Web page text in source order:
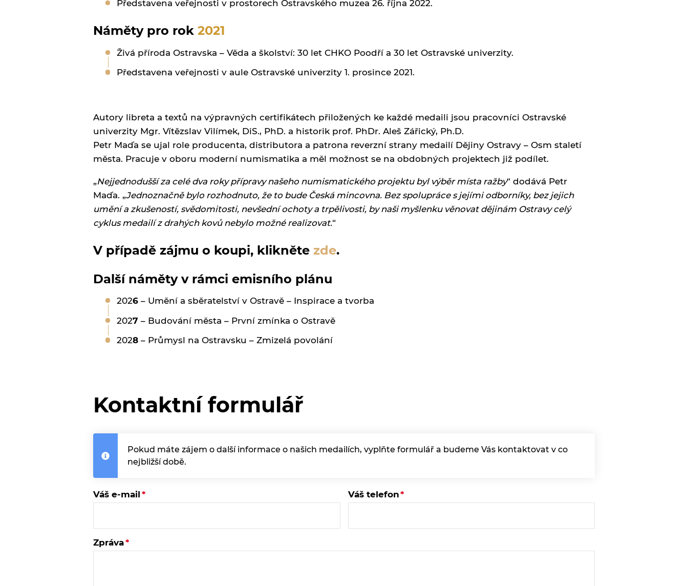
Představena veřejnosti v prostorech Ostravského muzea 26. října 2022.
Náměty pro rok 2021
Živá příroda Ostravska – Věda a školství: 30 let CHKO Poodří a 30 let Ostravské univerzity.
Představena veřejnosti v aule Ostravské univerzity 1. prosince 2021.
Autory libreta a textů na výpravných certifikátech přiložených ke každé medaili jsou pracovníci Ostravské
univerzity Mgr. Vítězslav Vilímek, DiS., PhD. a historik prof. PhDr. Aleš Zářický, Ph.D.
Petr Maďa se ujal role producenta, distributora a patrona reverzní strany medailí Dějiny Ostravy – Osm staletí
města. Pracuje v oboru moderní numismatika a měl možnost se na obdobných projektech již podílet.
„Nejjednodušší za celé dva roky přípravy našeho numismatického projektu byl výběr místa ražby“ dodává Petr
Maďa. „Jednoznačně bylo rozhodnuto, že to bude Česká mincovna. Bez spolupráce s jejími odborníky, bez jejich
umění a zkušeností, svědomitosti, nevšední ochoty a trpělivosti, by naši myšlenku věnovat dějinám Ostravy celý
cyklus medailí z drahých kovů nebylo možné realizovat.“
V případě zájmu o koupi, klikněte zde.
Další náměty v rámci emisního plánu
2026– Umění a sběratelství v Ostravě – Inspirace a tvorba
2027 – Budování města – První zmínka o Ostravě
2028– Průmysl na Ostravsku – Zmizelá povolání
Kontaktní formulář
Pokud máte zájem o další informace o našich medailích, vyplňte formulář a budeme Vás kontaktovat v co
nejbližší době.
Váš e-mail Váš telefon
Zpráva